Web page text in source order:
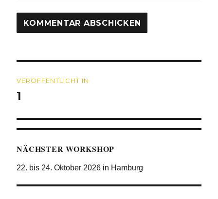
VERÖFFENTLICHT IN
1
NÄCHSTER WORKSHOP
22. bis 24. Oktober 2026 in Hamburg